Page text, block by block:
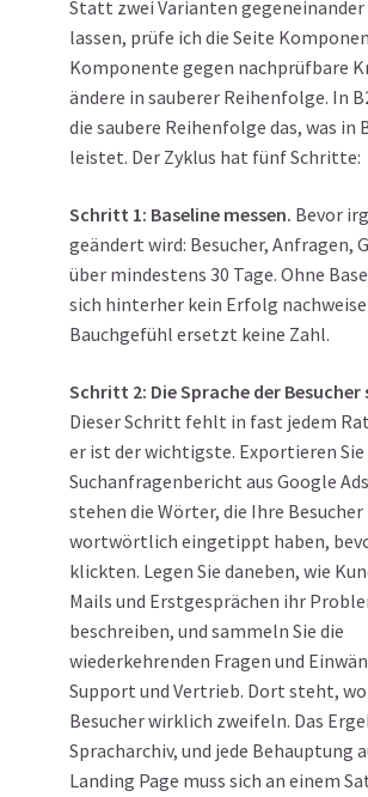
Statt zwei Varianten gegeneinander
lassen, prüfe ich die Seite
Komponente gegen nachprüfbare
ändere in sauberer Reihenfolge. In
die saubere Reihenfolge das, was in
leistet. Der Zyklus hat fünf Schritte:
Schritt 1: Baseline messen. Bevor
geändert wird: Besucher, Anfragen,
über mindestens 30 Tage. Ohne
sich hinterher kein Erfolg
Bauchgefühl ersetzt keine Zahl.
Schritt 2: Die Sprache der Besucher
Dieser Schritt fehlt in fast jedem
er ist der wichtigste. Exportieren Sie
Suchanfragenbericht aus Google
stehen die Wörter, die Ihre Besucher
wortwörtlich eingetippt haben,
klickten. Legen Sie daneben, wie
Mails und Erstgesprächen ihr
beschreiben, und sammeln Sie die
wiederkehrenden Fragen und
Support und Vertrieb. Dort steht,
Besucher wirklich zweifeln. Das
Spracharchiv, und jede Behauptung
Landing Page muss sich an einem